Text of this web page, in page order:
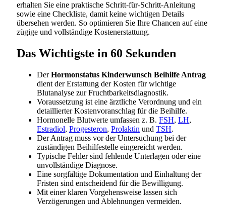
erhalten Sie eine praktische Schritt-für-Schritt-Anleitung
sowie eine Checkliste, damit keine wichtigen Details
übersehen werden. So optimieren Sie Ihre Chancen auf eine
zügige und vollständige Kostenerstattung.
Das Wichtigste in 60 Sekunden
DerHormonstatus Kinderwunsch Beihilfe Antrag
dient der Erstattung der Kosten für wichtige
Blutanalyse zur Fruchtbarkeitsdiagnostik.
Voraussetzung ist eine ärztliche Verordnung und ein
detaillierter Kostenvoranschlag für die Beihilfe.
Hormonelle Blutwerte umfassen z. B. FSH, LH,
Estradiol, Progesteron, Prolaktin und TSH.
Der Antrag muss vor der Untersuchung bei der
zuständigen Beihilfestelle eingereicht werden.
Typische Fehler sind fehlende Unterlagen oder eine
unvollständige Diagnose.
Eine sorgfältige Dokumentation und Einhaltung der
Fristen sind entscheidend für die Bewilligung.
Mit einer klaren Vorgehensweise lassen sich
Verzögerungen und Ablehnungen vermeiden.